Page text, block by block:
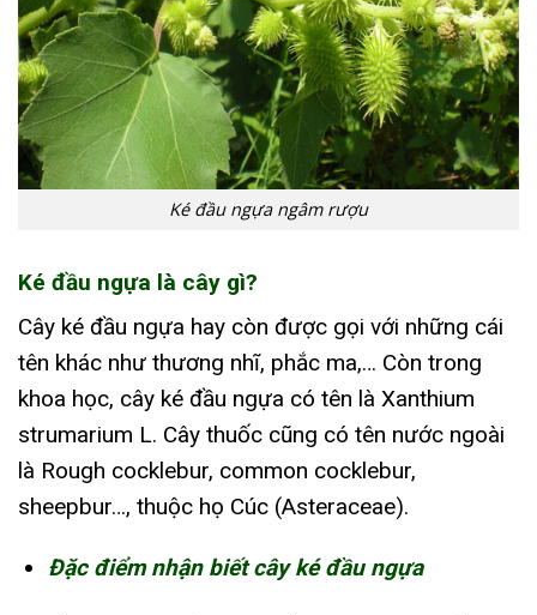
Ké đầu ngựa ngâm rượu
Ké đầu ngựa là cây gì?
Cây ké đầu ngựa hay còn được gọi với những cái
tên khác như thương nhĩ, phắc ma,… Còn trong
khoa học, cây ké đầu ngựa có tên là Xanthium
strumarium L. Cây thuốc cũng có tên nước ngoài
là Rough cocklebur, common cocklebur,
sheepbur…, thuộc họ Cúc (Asteraceae).
Đặc điểm nhận biết cây ké đầu ngựa